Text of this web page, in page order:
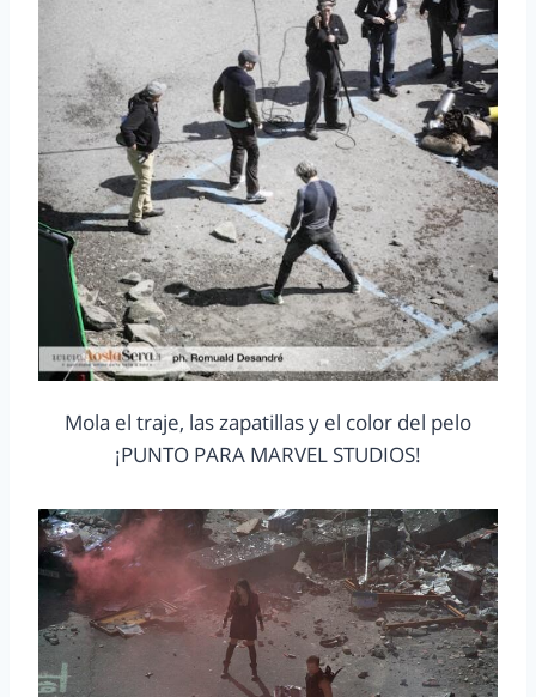
Mola el traje, las zapatillas y el color del pelo
¡PUNTO PARA MARVEL STUDIOS!